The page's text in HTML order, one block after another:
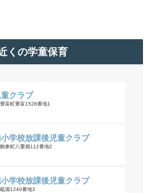
くの学童保育
クラブ
富町豊富1528番地1
学校放課後児童クラブ
東町八重畑112番地2
学校放課後児童クラブ
堀1240番地3